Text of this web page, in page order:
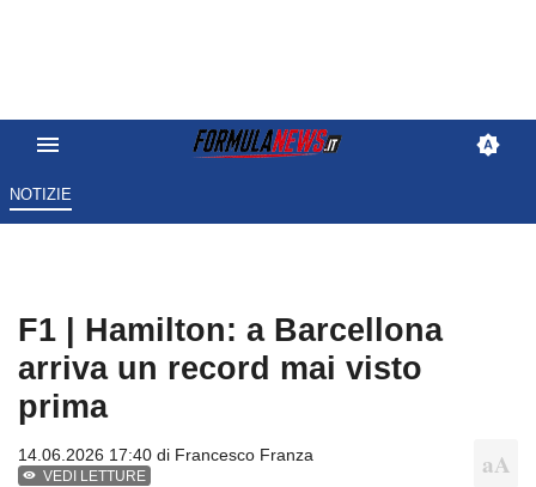
NOTIZIE
F1 | Hamilton: a Barcellona
arriva un record mai visto
prima
14.06.2026 17:40 di Francesco Franza
VEDI LETTURE